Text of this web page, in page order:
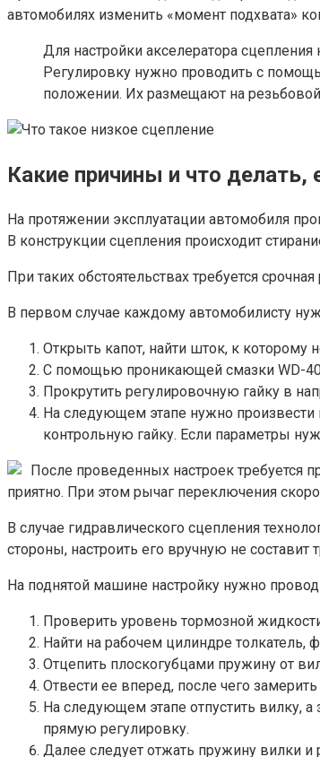
автомобилях изменить «момент подхвата»
Для настройки акселератора
Регулировку нужно проводить с
положении. Их размещают на резьбовой
Какие причины и что делать,
На протяжении эксплуатации автомобиля
В конструкции сцепления происходит
При таких обстоятельствах требуется
В первом случае каждому автомобилисту
Открыть капот, найти шток, к которому
С помощью проникающей смазки WD-40
Прокрутить регулировочную гайку в
На следующем этапе нужно произвести
контрольную гайку. Если параметры
После проведенных настроек требуется
приятно. При этом рычаг переключения
В случае гидравлического сцепления
стороны, настроить его вручную не составит
На поднятой машине настройку нужно
Проверить уровень тормозной
Найти на рабочем цилиндре толкатель,
Отцепить плоскогубцами пружину от
Отвести ее вперед, после чего
На следующем этапе отпустить вилку,
прямую регулировку.
Далее следует отжать пружину вилки и